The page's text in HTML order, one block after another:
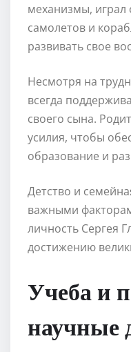
механизмы,
самолетов и
развивать свое
Несмотря на
всегда
своего сына.
усилия, чтобы
образование и
Детство и
важными
личность Сергея
достижению
Учеба и
научные